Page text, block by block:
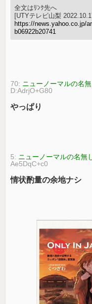
全文はﾘﾝｸ先へ
[UTYテレビ山梨
https://news.yahoo.co.jp/
b06922b20741
70: ニューノーマルの名
D:AdrjO+G80
やっぱり
5: ニューノーマルの名無
Ae5DqC+c0
情状酌量の余地ナシ